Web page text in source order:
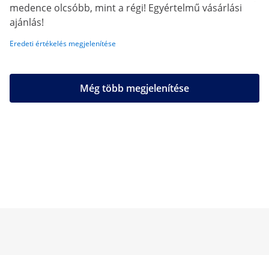
medence olcsóbb, mint a régi! Egyértelmű vásárlási
ajánlás!
Eredeti értékelés megjelenítése
Még több megjelenítése